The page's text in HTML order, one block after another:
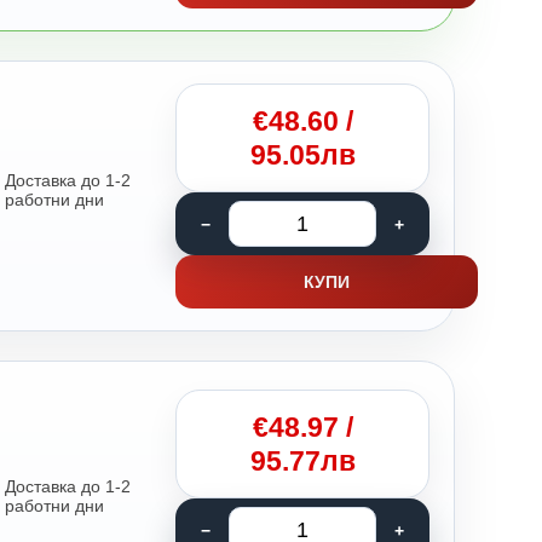
Доставка до 1-2
работни дни
€48.60 /
95.05лв
КУПИ
Доставка до 1-2
работни дни
€48.97 /
95.77лв